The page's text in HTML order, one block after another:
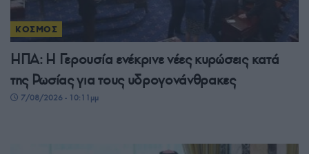
ΚΟΣΜΟΣ
ΗΠΑ: Η Γερουσία ενέκρινε νέες κυρώσεις κατά
της Ρωσίας για τους υδρογονάνθρακες
7/08/2026 - 10:11μμ